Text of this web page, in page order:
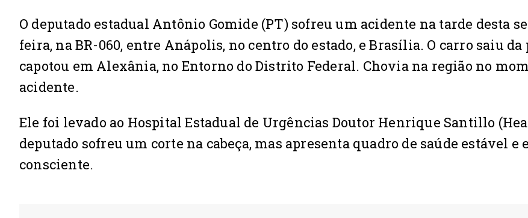
O deputado estadual Antônio Gomide (PT) sofreu um acidente na tarde desta
feira, na BR-060, entre Anápolis, no centro do estado, e Brasília. O carro saiu da
capotou em Alexânia, no Entorno do Distrito Federal. Chovia na região no
acidente.
Ele foi levado ao Hospital Estadual de Urgências Doutor Henrique Santillo
deputado sofreu um corte na cabeça, mas apresenta quadro de saúde estável e
consciente.